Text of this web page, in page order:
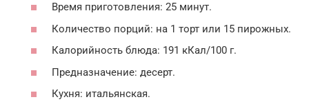
Время приготовления: 25 минут.
Количество порций: на 1 торт или 15 пирожных.
Калорийность блюда: 191 кКал/100 г.
Предназначение: десерт.
Кухня: итальянская.